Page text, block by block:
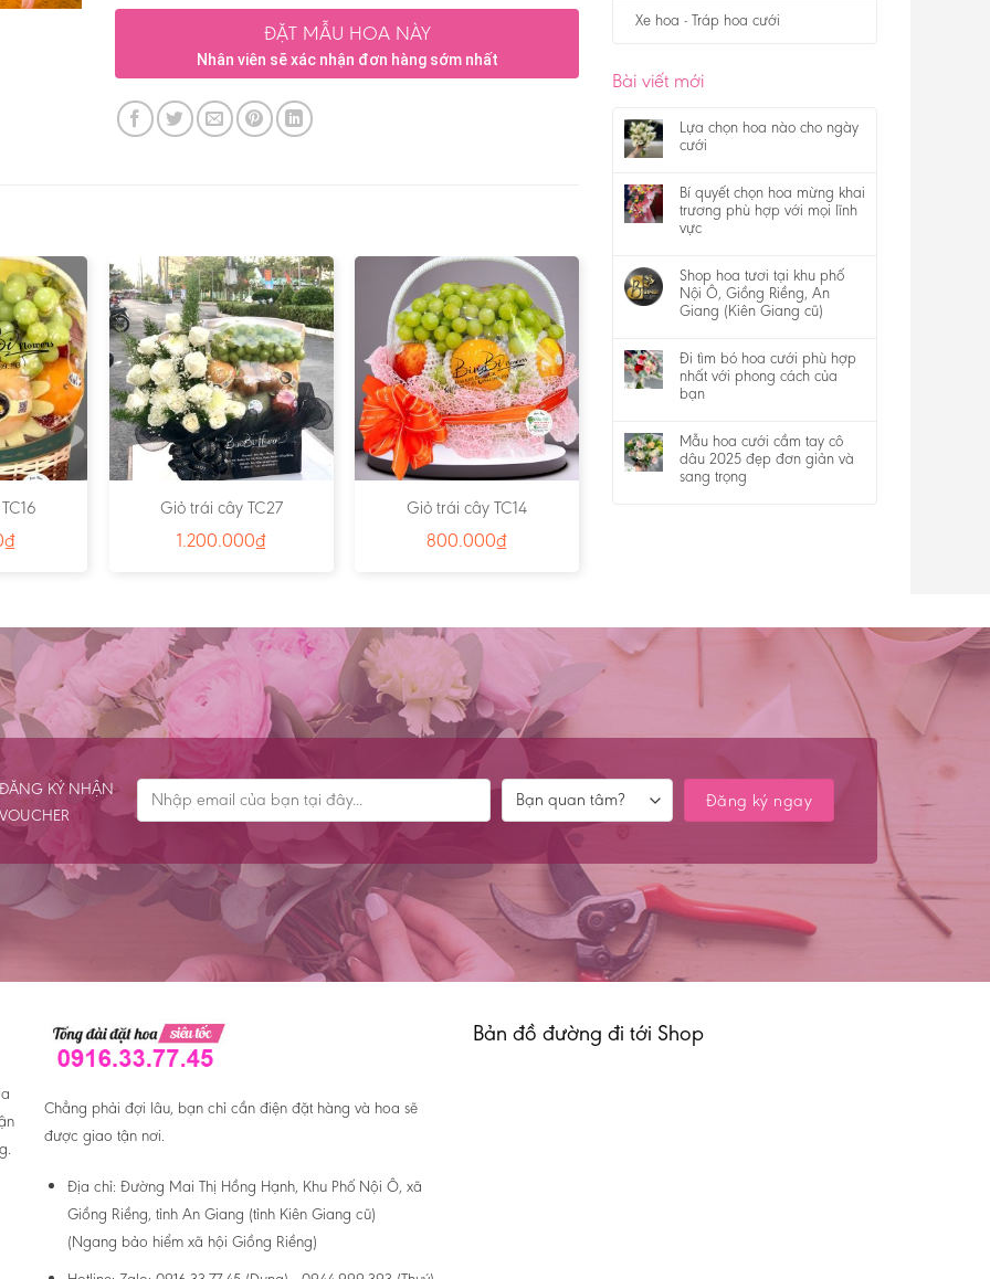
Xe hoa - Tráp hoa cưới
Bài viết mới
Lựa chọn hoa nào cho ngày
cưới
Bí quyết chọn hoa mừng khai
trương phù hợp với mọi lĩnh
vực
Shop hoa tươi tại khu phố
Nội Ô, Giồng Riềng, An
Giang (Kiên Giang cũ)
Đi tìm bó hoa cưới phù hợp
nhất với phong cách của
bạn
Mẫu hoa cưới cầm tay cô
dâu 2025 đẹp đơn giản và
sang trọng
ĐẶT MẪU HOA NÀY
Nhân viên sẽ xác nhận đơn hàng sớm nhất
₫
Giỏ trái cây TC27
1.200.000₫
Giỏ trái cây TC14
800.000₫
ĐĂNG KÝ NHẬN
VOUCHER
Chẳng phải đợi lâu, bạn chỉ cần điện đặt hàng và hoa sẽ
được giao tận nơi.
Địa chỉ: Đường Mai Thị Hồng Hạnh, Khu Phố Nội Ô, xã
Giồng Riềng, tỉnh An Giang (tỉnh Kiên Giang cũ)
(Ngang bảo hiểm xã hội Giồng Riềng)
Bản đồ đường đi tới Shop